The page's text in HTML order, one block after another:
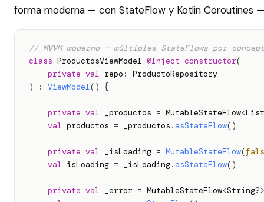
forma moderna — con StateFlow y Kotlin Coroutines
// MVVM moderno — múltiples StateFlows por
class ProductosViewModel @Inject constructor(
private val repo :
)
: ViewModel( ) {
private val _productos = MutableStateFlow<List
val productos = _productos . asStateFlow( )
private val _isLoading = MutableStateFlow(
val isLoading = _isLoading. asStateFlow( )
private val _error = MutableStateFlow<String?>